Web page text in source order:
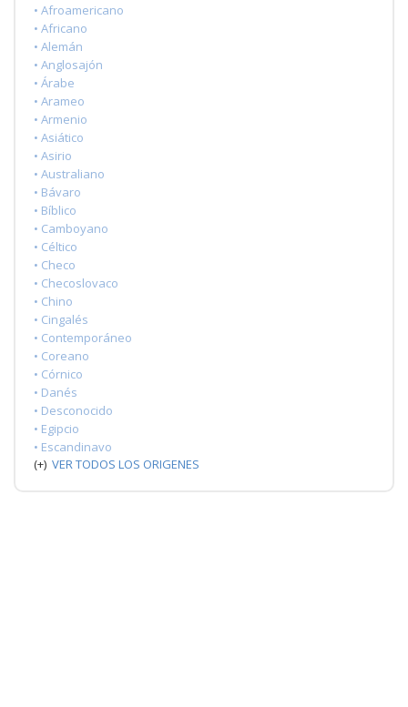
• Afroamericano
• Africano
• Alemán
• Anglosajón
• Árabe
• Arameo
• Armenio
• Asiático
• Asirio
• Australiano
• Bávaro
• Bíblico
• Camboyano
• Céltico
• Checo
• Checoslovaco
• Chino
• Cingalés
• Contemporáneo
• Coreano
• Córnico
• Danés
• Desconocido
• Egipcio
• Escandinavo
(+) VER TODOS LOS ORIGENES